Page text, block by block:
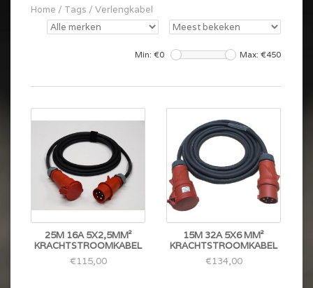
Home / Tags / Verlengkabel
Min: €0 Max: €450
25M 16A 5X2,5MM²
KRACHTSTROOMKABEL
€115,00
15M 32A 5X6 MM²
KRACHTSTROOMKABEL
€134,00